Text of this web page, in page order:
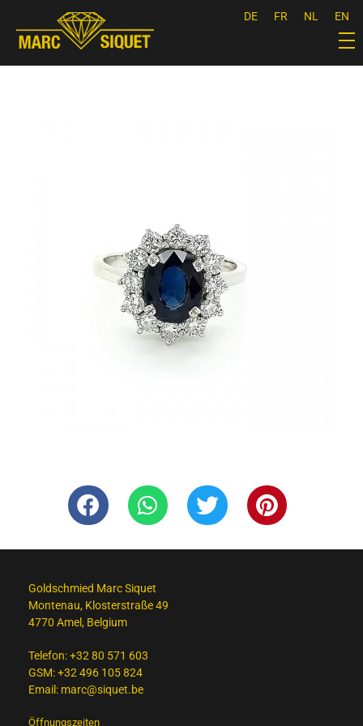
Marc Siquet - Goldschmied
DE FR NL EN
Goldschmied Marc Siquet
Montenau, Klosterstraße 49
4770 Amel, Belgium
Telefon:+32 80 571 603
GSM:+32 496 105 824
Email: marc@siquet.be
Öffnungszeiten